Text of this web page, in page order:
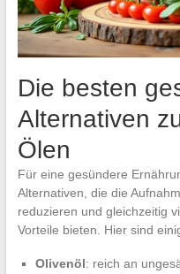
Die besten
Alternativen
Ölen
Für eine gesündere
Alternativen, die die
reduzieren und gleichzeitig
Vorteile bieten. Hier sind
Olivenöl: reich an